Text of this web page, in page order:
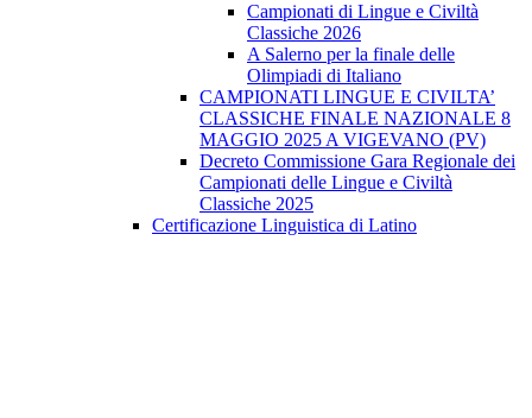
Campionati di Lingue e Civiltà
Classiche 2026
A Salerno per la finale delle
Olimpiadi di Italiano
CAMPIONATI LINGUE E CIVILTA’
CLASSICHE FINALE NAZIONALE 8
MAGGIO 2025 A VIGEVANO (PV)
Decreto Commissione Gara Regionale dei
Campionati delle Lingue e Civiltà
Classiche 2025
Certificazione Linguistica di Latino